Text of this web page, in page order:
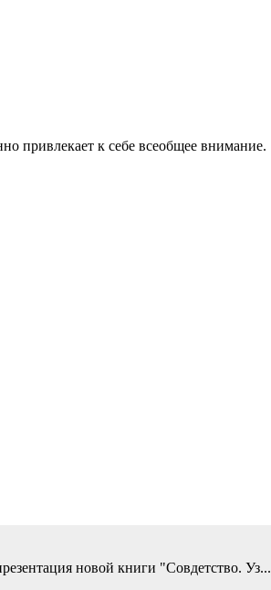
привлекает к себе всеобщее внимание.
новой книги "Совдетство. Уз...